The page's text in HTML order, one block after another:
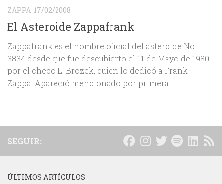
ZAPPA 17/02/2008
El Asteroide Zappafrank
Zappafrank es el nombre oficial del asteroide No.
3834 desde que fue descubierto el 11 de Mayo de 1980
por el checo L. Brozek, quien lo dedicó a Frank
Zappa. Apareció mencionado por primera...
SEGUIR:
ÚLTIMOS ARTÍCULOS